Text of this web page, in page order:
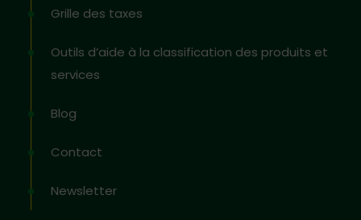
Grille des taxes
Outils d’aide à la classification des produits et
services
Blog
Contact
Newsletter